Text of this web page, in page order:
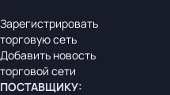
Зарегистрировать
торговую сеть
Добавить новость
торговой сети
ПОСТАВЩИКУ: